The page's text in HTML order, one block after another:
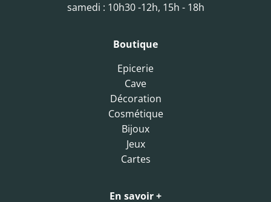
samedi : 10h30 -12h, 15h - 18h
Boutique
Epicerie
Cave
Décoration
Cosmétique
Bijoux
Jeux
Cartes
En savoir +